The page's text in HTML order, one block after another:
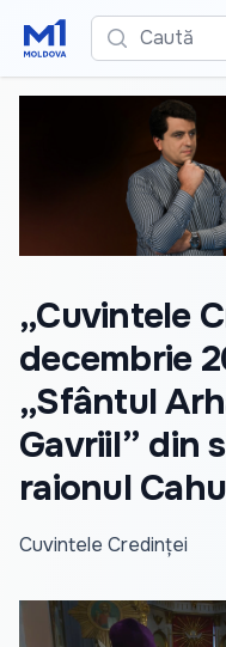
Caută
„Cuvintele
decembrie
„Sfântul
Gavriil” din
raionul
Cuvintele Credinței